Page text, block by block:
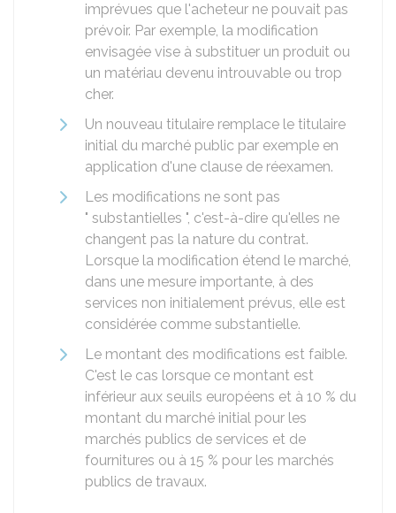
imprévues que l'acheteur ne pouvait pas
prévoir. Par exemple, la modification
envisagée vise à substituer un produit ou
un matériau devenu introuvable ou trop
cher.
Un nouveau titulaire remplace le titulaire
initial du marché public par exemple en
application d'une clause de réexamen.
Les modifications ne sont pas
" substantielles ", c'est-à-dire qu'elles ne
changent pas la nature du contrat.
Lorsque la modification étend le marché,
dans une mesure importante, à des
services non initialement prévus, elle est
considérée comme substantielle.
Le montant des modifications est faible.
C'est le cas lorsque ce montant est
inférieur aux seuils européens et à 10 % du
montant du marché initial pour les
marchés publics de services et de
fournitures ou à 15 % pour les marchés
publics de travaux.